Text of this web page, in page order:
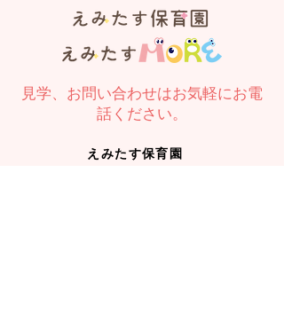
見学、お問い合わせはお気軽にお電
話ください。
えみたす保育園